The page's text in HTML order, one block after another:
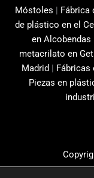
Móstoles | Fábrica
de plástico en el
en Alcobendas
metacrilato en
Madrid | Fábricas
Piezas en